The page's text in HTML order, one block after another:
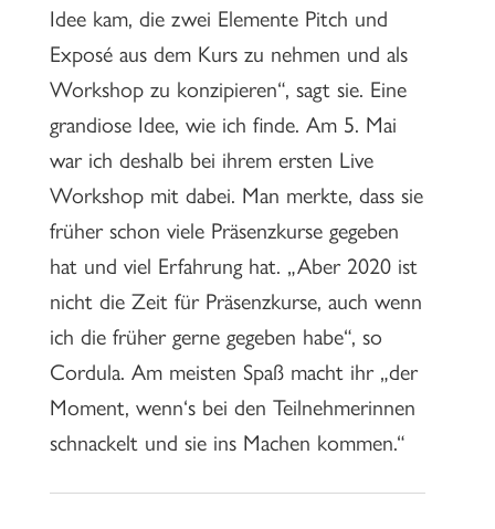
Idee kam, die zwei Elemente Pitch und
Exposé aus dem Kurs zu nehmen und als
Workshop zu konzipieren“, sagt sie. Eine
grandiose Idee, wie ich finde. Am 5. Mai
war ich deshalb bei ihrem ersten Live
Workshop mit dabei. Man merkte, dass sie
früher schon viele Präsenzkurse gegeben
hat und viel Erfahrung hat. „Aber 2020 ist
nicht die Zeit für Präsenzkurse, auch wenn
ich die früher gerne gegeben habe“, so
Cordula. Am meisten Spaß macht ihr „der
Moment, wenn‘s bei den Teilnehmerinnen
schnackelt und sie ins Machen kommen.“